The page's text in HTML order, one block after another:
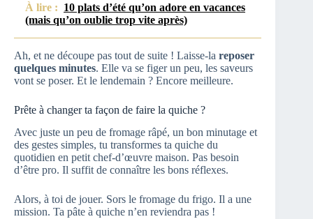
À lire : 10 plats d’été qu’on adore en vacances
(mais qu’on oublie trop vite après)
Ah, et ne découpe pas tout de suite ! Laisse-la reposer
quelques minutes. Elle va se figer un peu, les saveurs
vont se poser. Et le lendemain ? Encore meilleure.
Prête à changer ta façon de faire la quiche ?
Avec juste un peu de fromage râpé, un bon minutage et
des gestes simples, tu transformes ta quiche du
quotidien en petit chef-d’œuvre maison. Pas besoin
d’être pro. Il suffit de connaître les bons réflexes.
Alors, à toi de jouer. Sors le fromage du frigo. Il a une
mission. Ta pâte à quiche n’en reviendra pas !